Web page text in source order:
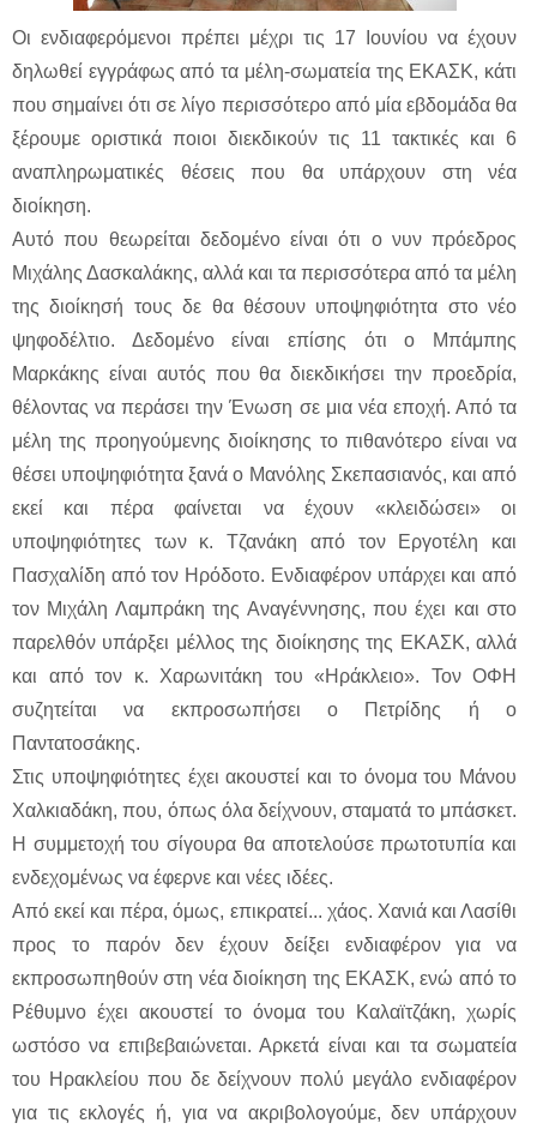
Οι ενδιαφερόμενοι πρέπει μέχρι τις 17 Ιουνίου να έχουν
δηλωθεί εγγράφως από τα μέλη-σωματεία της ΕΚΑΣΚ, κάτι
που σημαίνει ότι σε λίγο περισσότερο από μία εβδομάδα θα
ξέρουμε οριστικά ποιοι διεκδικούν τις 11 τακτικές και 6
αναπληρωματικές θέσεις που θα υπάρχουν στη νέα
διοίκηση.
Αυτό που θεωρείται δεδομένο είναι ότι ο νυν πρόεδρος
Μιχάλης Δασκαλάκης, αλλά και τα περισσότερα από τα μέλη
της διοίκησή τους δε θα θέσουν υποψηφιότητα στο νέο
ψηφοδέλτιο. Δεδομένο είναι επίσης ότι ο Μπάμπης
Μαρκάκης είναι αυτός που θα διεκδικήσει την προεδρία,
θέλοντας να περάσει την Ένωση σε μια νέα εποχή. Από τα
μέλη της προηγούμενης διοίκησης το πιθανότερο είναι να
θέσει υποψηφιότητα ξανά ο Μανόλης Σκεπασιανός, και από
εκεί και πέρα φαίνεται να έχουν «κλειδώσει» οι
υποψηφιότητες των κ. Τζανάκη από τον Εργοτέλη και
Πασχαλίδη από τον Ηρόδοτο. Ενδιαφέρον υπάρχει και από
τον Μιχάλη Λαμπράκη της Αναγέννησης, που έχει και στο
παρελθόν υπάρξει μέλλος της διοίκησης της ΕΚΑΣΚ, αλλά
και από τον κ. Χαρωνιτάκη του «Ηράκλειο». Τον ΟΦΗ
συζητείται να εκπροσωπήσει ο Πετρίδης ή ο
Παντατοσάκης.
Στις υποψηφιότητες έχει ακουστεί και το όνομα του Μάνου
Χαλκιαδάκη, που, όπως όλα δείχνουν, σταματά το μπάσκετ.
Η συμμετοχή του σίγουρα θα αποτελούσε πρωτοτυπία και
ενδεχομένως να έφερνε και νέες ιδέες.
Από εκεί και πέρα, όμως, επικρατεί... χάος. Χανιά και Λασίθι
προς το παρόν δεν έχουν δείξει ενδιαφέρον για να
εκπροσωπηθούν στη νέα διοίκηση της ΕΚΑΣΚ, ενώ από το
Ρέθυμνο έχει ακουστεί το όνομα του Καλαϊτζάκη, χωρίς
ωστόσο να επιβεβαιώνεται. Αρκετά είναι και τα σωματεία
του Ηρακλείου που δε δείχνουν πολύ μεγάλο ενδιαφέρον
για τις εκλογές ή, για να ακριβολογούμε, δεν υπάρχουν